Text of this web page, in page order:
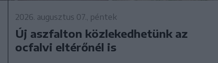
2026. augusztus 07., péntek
Új aszfalton közlekedhetünk az
ocfalvi eltérőnél is